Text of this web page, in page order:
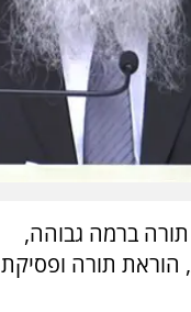
ברמה גבוהה,
הוראת תורה ופסיקת